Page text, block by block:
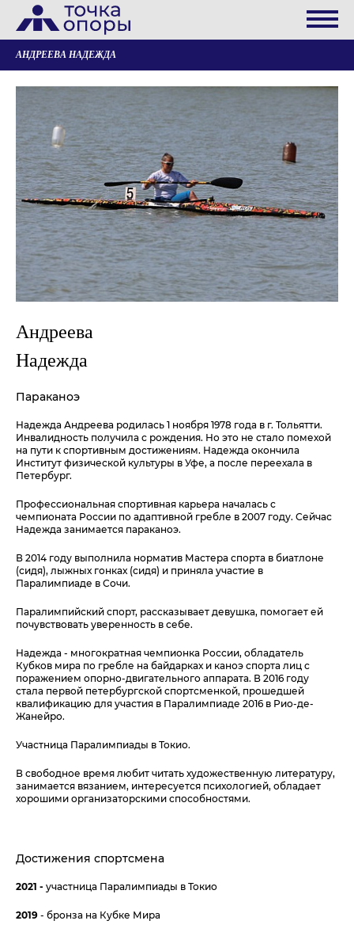
АНДРЕЕВА НАДЕЖДА
Андреева
Надежда
Параканоэ
Надежда Андреева родилась 1 ноября 1978 года в г. Тольятти.
Инвалидность получила с рождения. Но это не стало помехой
на пути к спортивным достижениям. Надежда окончила
Институт физической культуры в Уфе, а после переехала в
Петербург.
Профессиональная спортивная карьера началась с
чемпионата России по адаптивной гребле в 2007 году. Сейчас
Надежда занимается параканоэ.
В 2014 году выполнила норматив Мастера спорта в биатлоне
(сидя), лыжных гонках (сидя) и приняла участие в
Паралимпиаде в Сочи.
Паралимпийский спорт, рассказывает девушка, помогает ей
почувствовать уверенность в себе.
Надежда - многократная чемпионка России, обладатель
Кубков мира по гребле на байдарках и каноэ спорта лиц с
поражением опорно-двигательного аппарата. В 2016 году
стала первой петербургской спортсменкой, прошедшей
квалификацию для участия в Паралимпиаде 2016 в Рио-де-
Жанейро.
Участница Паралимпиады в Токио.
В свободное время любит читать художественную литературу,
занимается вязанием, интересуется психологией, обладает
хорошими организаторскими способностями.
Достижения спортсмена
2021 - участница Паралимпиады в Токио
2019- бронза на Кубке Мира